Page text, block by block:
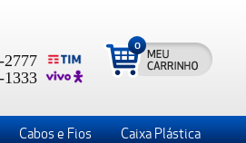
2777
1333
0
Cabos e Fios Caixa Plástica